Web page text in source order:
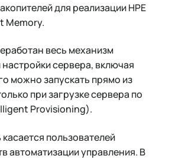
для реализации HPE
Memory.
весь механизм
сервера, включая
можно запускать прямо из
при загрузке сервера по
Provisioning).
пользователей
автоматизации управления. В